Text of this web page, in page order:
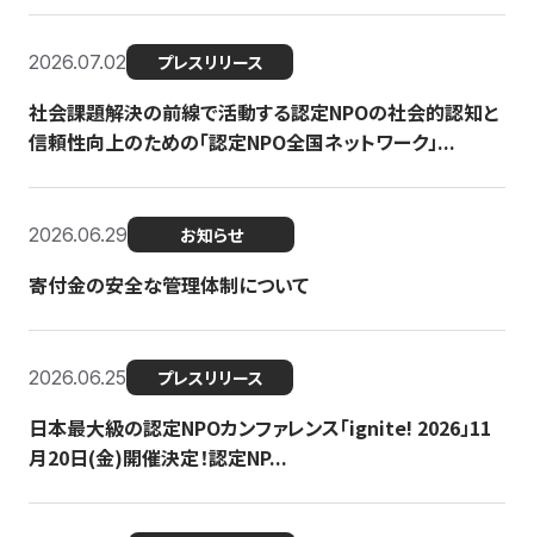
2026.07.02 プレスリリース
社会課題解決の前線で活動する認定NPOの社会的認知と
信頼性向上のための「認定NPO全国ネットワーク」...
2026.06.29 お知らせ
寄付金の安全な管理体制について
2026.06.25 プレスリリース
日本最大級の認定NPOカンファレンス「ignite! 2026」11
月20日(金)開催決定！認定NP...